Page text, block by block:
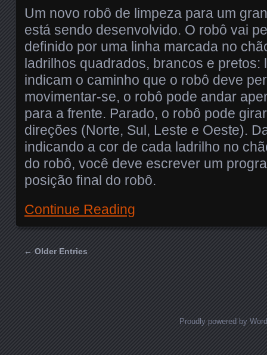
Um novo robô de limpeza para um
está sendo desenvolvido. O robô vai
deﬁnido por uma linha marcada no
ladrilhos quadrados, brancos e pretos:
indicam o caminho que o robô deve
movimentar-se, o robô pode andar
para a frente. Parado, o robô pode
direções (Norte, Sul, Leste e Oeste).
indicando a cor de cada ladrilho no
do robô, você deve escrever um
posição ﬁnal do robô.
Continue Reading
← Older Entries
Proudly powered by